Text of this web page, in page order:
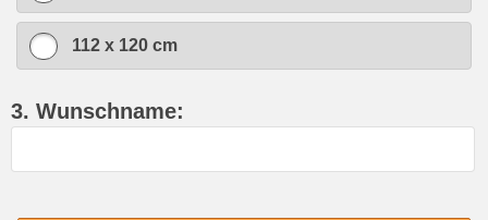
112 x 120 cm
3. Wunschname: